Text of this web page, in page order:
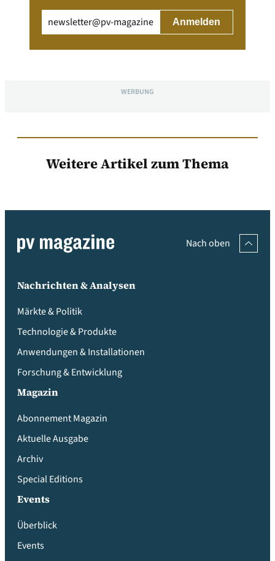
(erforderlich)
WERBUNG
Weitere Artikel zum Thema
Nach oben
Nachrichten & Analysen
Märkte & Politik
Technologie & Produkte
Anwendungen & Installationen
Forschung & Entwicklung
Magazin
Abonnement Magazin
Aktuelle Ausgabe
Archiv
Special Editions
Events
Überblick
Events